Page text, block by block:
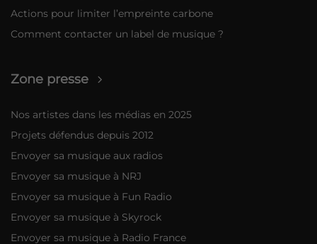
Actions pour limiter l’empreinte carbone
Comment contacter un label de musique ?
Zone presse
Nos artistes dans les médias en 2025
Projets défendus depuis 2012
Envoyer sa musique aux radios
Envoyer sa musique à NRJ
Envoyer sa musique à Fun Radio
Envoyer sa musique à Skyrock
Envoyer sa musique à Radio France